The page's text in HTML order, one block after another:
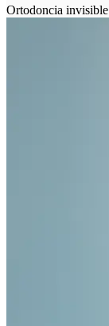
Ortodoncia invisible